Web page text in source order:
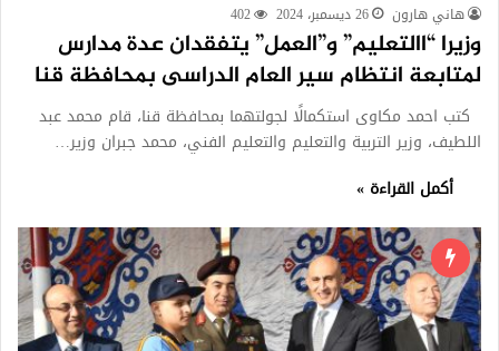
هاني هارون 26 ديسمبر، 2024 402
وزيرا “االتعليم” و”العمل” يتفقدان عدة مدارس
لمتابعة انتظام سير العام الدراسى بمحافظة قنا
كتب احمد مكاوى استكمالًا لجولتهما بمحافظة قنا، قام محمد عبد
اللطيف، وزير التربية والتعليم والتعليم الفني، محمد جبران وزير…
أكمل القراءة »